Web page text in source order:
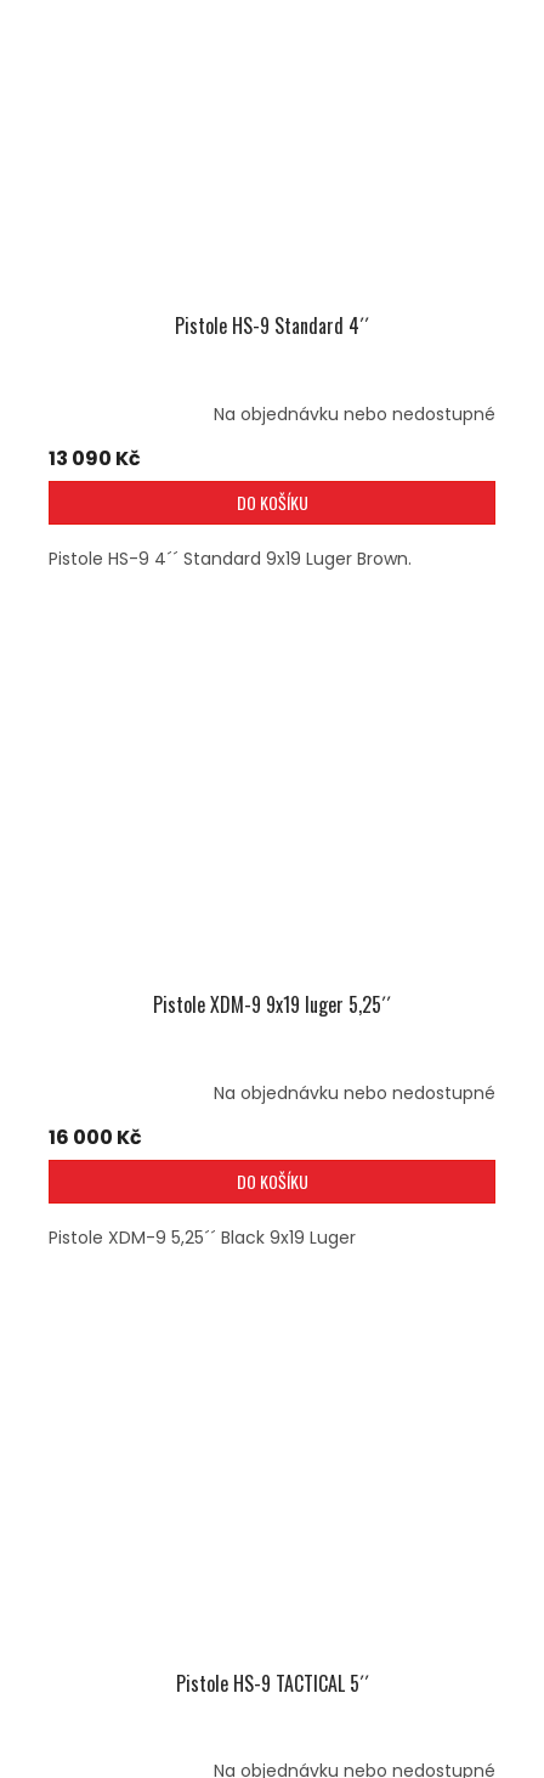
Pistole HS-9 Standard 4´´
Na objednávku nebo nedostupné
13 090 Kč
DO KOŠÍKU
Pistole HS-9 4´´ Standard 9x19 Luger Brown.
Pistole XDM-9 9x19 luger 5,25´´
Na objednávku nebo nedostupné
16 000 Kč
DO KOŠÍKU
Pistole XDM-9 5,25´´ Black 9x19 Luger
Pistole HS-9 TACTICAL 5´´
Na objednávku nebo nedostupné